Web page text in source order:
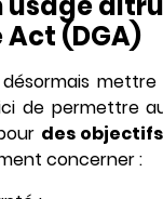
(DGA)
de permettre
des
concerner :